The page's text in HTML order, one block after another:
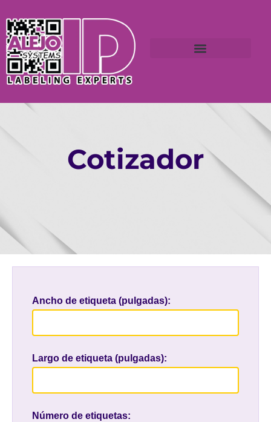
Cotizador
Ancho de etiqueta (pulgadas):
Largo de etiqueta (pulgadas):
Número de etiquetas: